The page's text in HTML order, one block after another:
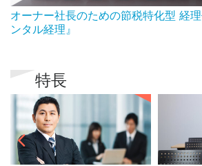
オーナー社長のための節税特化型 経
ンタル経理』
特長